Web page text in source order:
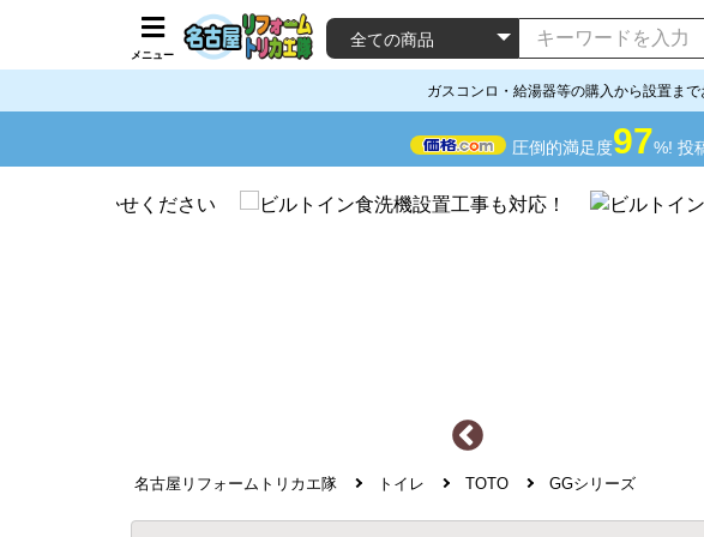
メニュー
ガスコンロ・給湯器等の購入から設置ま
圧倒的満足度97%! 投
名古屋リフォームトリカエ隊 トイレ TOTO GGシリーズ